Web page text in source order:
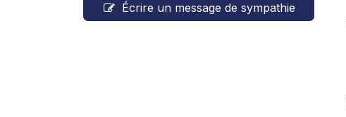
Écrire un message de sympathie